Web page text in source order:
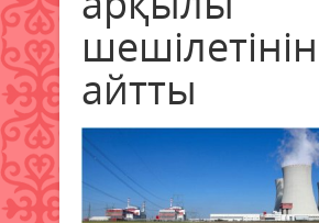
шешілетінін
айтты